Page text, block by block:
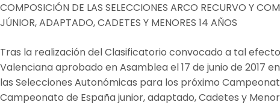
COMPOSICIÓN DE LAS SELECCIONES ARCO RECURVO Y
JÚNIOR, ADAPTADO, CADETES Y MENORES 14 AÑOS
Tras la realización del Clasificatorio convocado a tal
Valenciana aprobado en Asamblea el 17 de junio de 2017
las Selecciones Autonómicas para los próximo
Campeonato de España junior, adaptado, Cadetes y